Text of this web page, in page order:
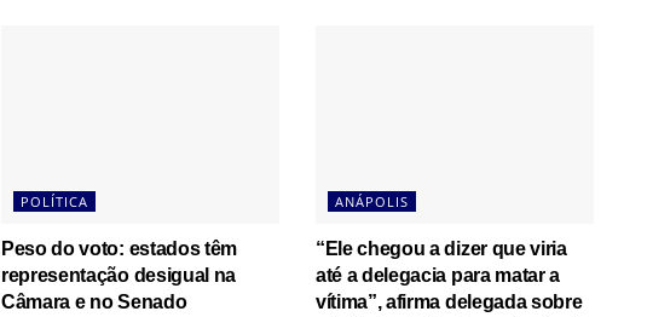
POLÍTICA
Peso do voto: estados têm
representação desigual na
Câmara e no Senado
ANÁPOLIS
“Ele chegou a dizer que viria
até a delegacia para matar a
vítima”, afirma delegada sobre